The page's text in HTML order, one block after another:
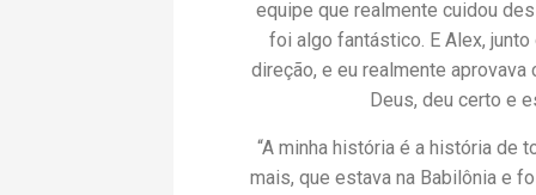
equipe que realmente cuidou
foi algo fantástico. E Alex,
direção, e eu realmente
Deus, deu certo e
“A minha história é a história de
mais, que estava na Babilônia e